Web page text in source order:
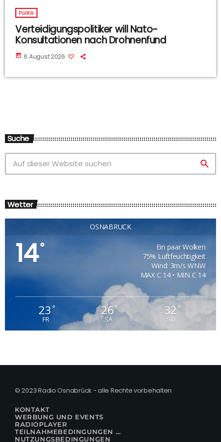
Politik
Verteidigungspolitiker will Nato-
Konsultationen nach Drohnenfund
today 6 August 2026
Suche
search
Wetter
OSNABRÜCK
14°
Ein paar Wolken
75% Luftfeuchtigkeit
Wind: 3m/s WNW
MAX C 14 • MIN C 14
23 °
FR
26°
SA
32°
SO
© 2023 Radio Osnabrück - alle Rechte vorbehalten
KONTAKT
WERBUNG UND EVENTS
RADIOPLAYER
TEILNAHMEBEDINGUNGEN FÜR GEWINNSPIELE
NUTZUNGSBEDINGUNGEN